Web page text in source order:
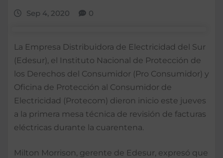
Sep 4, 2020 0
La Empresa Distribuidora de Electricidad del Sur
(Edesur), el Instituto Nacional de Protección de
los Derechos del Consumidor (Pro Consumidor) y
Oficina de Protección al Consumidor de
Electricidad (Protecom) dieron inicio este jueves
a la primera mesa técnica de revisión de facturas
eléctricas durante la cuarentena.
Milton Morrison, gerente de Edesur, expresó que